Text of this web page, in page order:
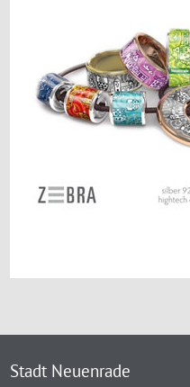
Stadt Neuenrade